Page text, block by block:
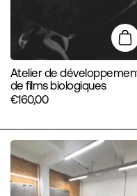
Atelier de
de films biologiques
€160,00